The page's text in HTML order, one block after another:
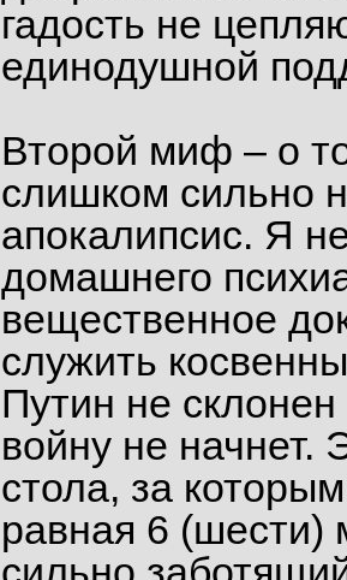
гадость не
единодушной
Второй миф – о
слишком сильно
апокалипсис. Я
домашнего
вещественное
служить
Путин не
войну не начнет.
стола, за
равная 6 (шести)